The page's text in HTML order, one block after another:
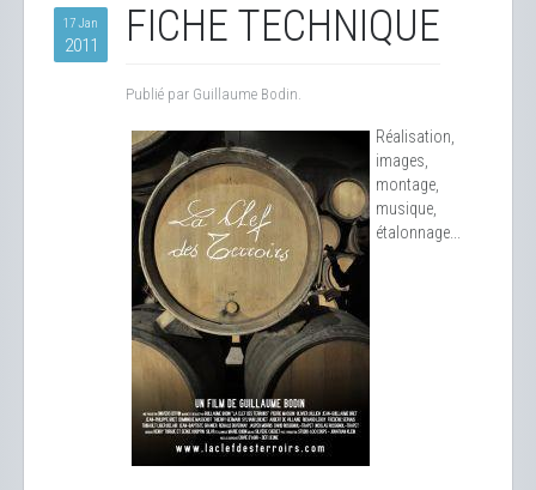
17 Jan
2011 FICHE TECHNIQUE
Publié par Guillaume Bodin.
Réalisation,
images,
montage,
musique,
étalonnage...